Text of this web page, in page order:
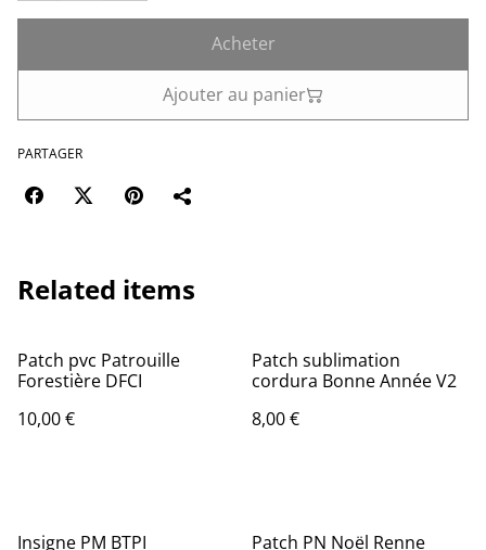
Acheter
Ajouter au panier
PARTAGER
Related items
Patch pvc Patrouille
Forestière DFCI
10,00 €
Patch sublimation
cordura Bonne Année V2
8,00 €
Insigne PM BTPI Patch PN Noël Renne